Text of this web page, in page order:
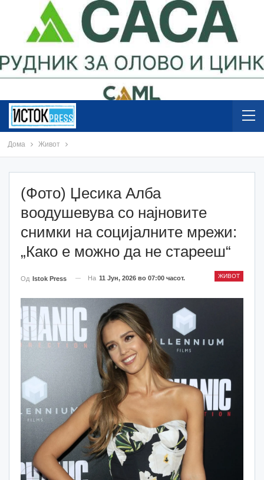
Дома Живот
(Фото) Џесика Алба
воодушевува со најновите
снимки на социјалните мрежи:
„Како е можно да не старееш“
ЖИВОТ
Од Istok Press На 11 Јун, 2026 во 07:00 часот.